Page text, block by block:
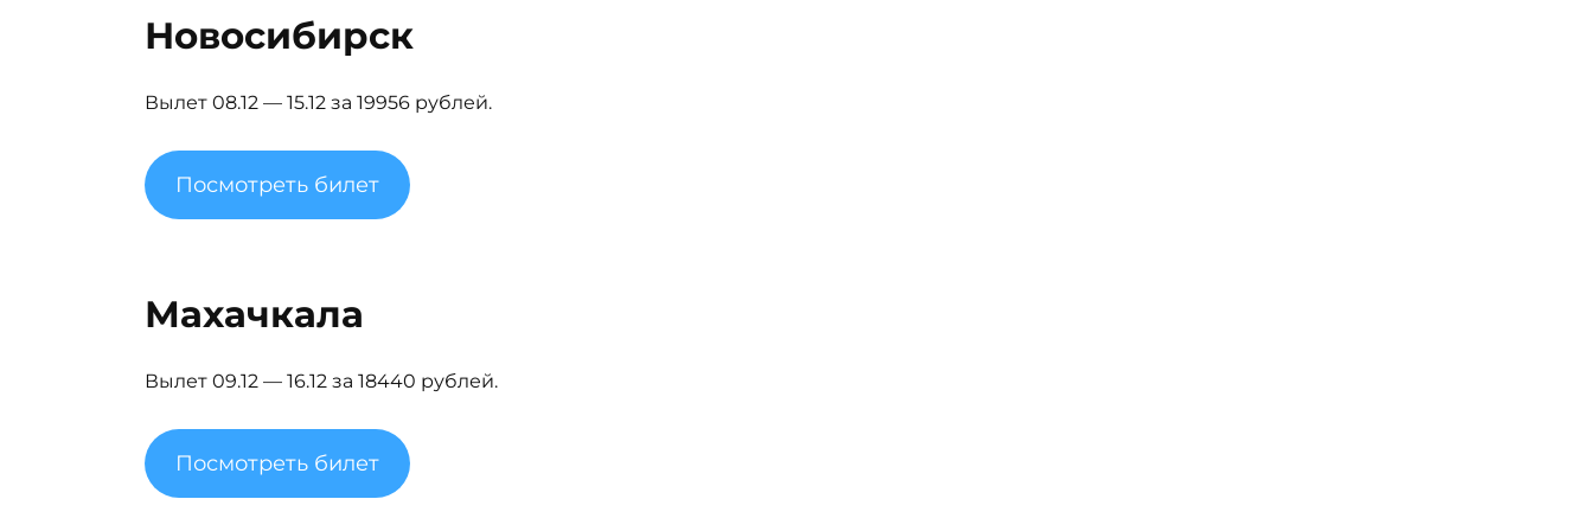
Новосибирск
Вылет 08.12 — 15.12 за 19956 рублей.
Посмотреть билет
Махачкала
Вылет 09.12 — 16.12 за 18440 рублей.
Посмотреть билет